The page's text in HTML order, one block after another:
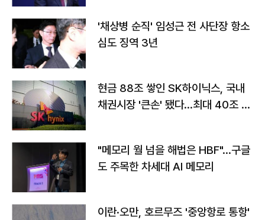
'채상병 순직' 임성근 전 사단장 항소
심도 징역 3년
현금 88조 쌓인 SK하이닉스, 국내
채권시장 '큰손' 됐다…최대 40조 투
"메모리 월 넘을 해법은 HBF"…구글
도 주목한 차세대 AI 메모리
이란·오만, 호르무즈 '중앙항로 통항'